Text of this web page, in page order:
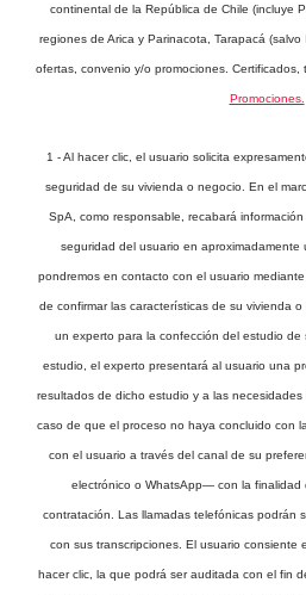
continental de la República de Chile (incluye
regiones de Arica y Parinacota, Tarapacá
ofertas, convenio y/o promociones. Certificados,
Promociones.
1 - Al hacer clic, el usuario solicita
seguridad de su vivienda o negocio. En el
SpA, como responsable, recabará
seguridad del usuario en aproximadamente
pondremos en contacto con el usuario
de confirmar las características de su vivienda
un experto para la confección del estudio de
estudio, el experto presentará al usuario una
resultados de dicho estudio y a las
caso de que el proceso no haya concluido con
con el usuario a través del canal de su
electrónico o WhatsApp— con la finalidad
contratación. Las llamadas telefónicas podrán
con sus transcripciones. El usuario consiente
hacer clic, la que podrá ser auditada con el fin